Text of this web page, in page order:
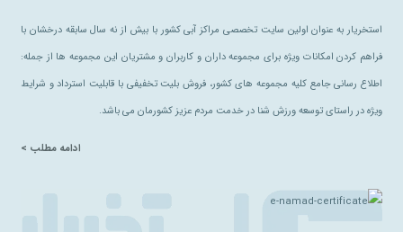
استخریار به عنوان اولین سایت تخصصی مراکز آبی کشور با بیش از نه سال سابقه درخشان با
فراهم کردن امکانات ویژه برای مجموعه داران و کاربران و مشتریان این مجموعه ها از جمله:
اطلاع رسانی جامع کلیه مجموعه های کشور، فروش بلیت تخفیفی با قابلیت استرداد و شرایط
ویژه در راستای توسعه ورزش شنا در خدمت مردم عزیز کشورمان می باشد.
ادامه مطلب >